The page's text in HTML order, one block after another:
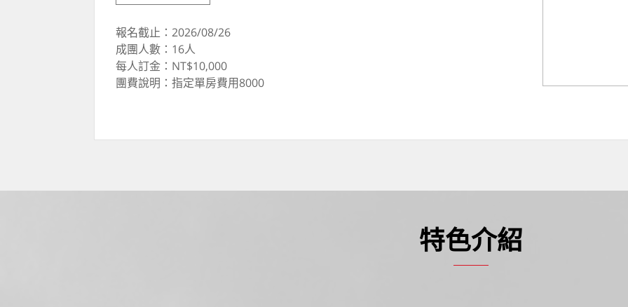
報名截止：2026/08/26
成團人數：16人
每人訂金：NT$10,000
團費說明：指定單房費用8000
特色介紹